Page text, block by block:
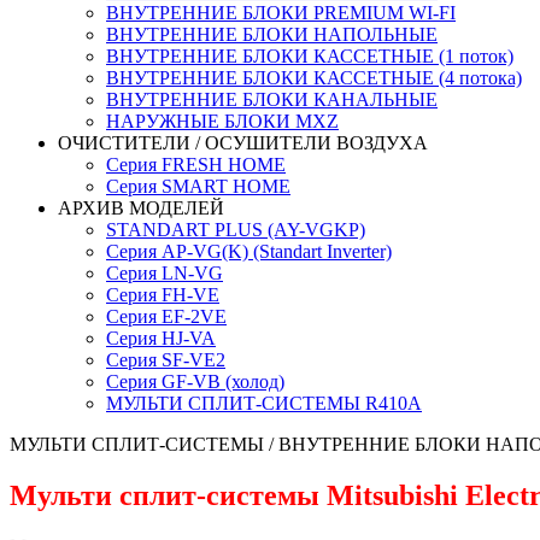
ВНУТРЕННИЕ БЛОКИ PREMIUM WI-FI
ВНУТРЕННИЕ БЛОКИ НАПОЛЬНЫЕ
ВНУТРЕННИЕ БЛОКИ КАССЕТНЫЕ (1 поток)
ВНУТРЕННИЕ БЛОКИ КАССЕТНЫЕ (4 потока)
ВНУТРЕННИЕ БЛОКИ КАНАЛЬНЫЕ
НАРУЖНЫЕ БЛОКИ MXZ
ОЧИСТИТЕЛИ / ОСУШИТЕЛИ ВОЗДУХА
Серия FRESH HOME
Серия SMART HOME
АРХИВ МОДЕЛЕЙ
STANDART PLUS (AY-VGKP)
Серия AP-VG(K) (Standart Inverter)
Серия LN-VG
Серия FH-VE
Серия EF-2VE
Серия HJ-VA
Серия SF-VE2
Серия GF-VB (холод)
МУЛЬТИ СПЛИТ-СИСТЕМЫ R410A
МУЛЬТИ СПЛИТ-СИСТЕМЫ / ВНУТРЕННИЕ БЛОКИ
Мульти сплит-системы Mitsubishi